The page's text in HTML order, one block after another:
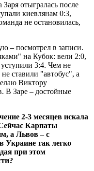
отыгралась после
киевлянам 0:3,
не остановилась,
– посмотрел в записи.
на Кубок: вели 2:0,
3:4. Чем не
ставили "автобус", а
Виктору
В Заре – достойные
2-3 месяцев искала
Карпаты
а Львов – с
Украине так легко
при этом